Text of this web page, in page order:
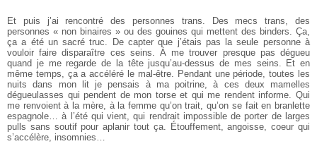
Et puis j’ai rencontré des personnes trans. Des mecs trans, des
personnes « non binaires » ou des gouines qui mettent des binders. Ça,
ça a été un sacré truc. De capter que j’étais pas la seule personne à
vouloir faire disparaître ces seins. À me trouver presque pas dégueu
quand je me regarde de la tête jusqu’au-dessus de mes seins. Et en
même temps, ça a accéléré le mal-être. Pendant une période, toutes les
nuits dans mon lit je pensais à ma poitrine, à ces deux mamelles
dégueulasses qui pendent de mon torse et qui me rendent informe. Qui
me renvoient à la mère, à la femme qu’on trait, qu’on se fait en branlette
espagnole… à l’été qui vient, qui rendrait impossible de porter de larges
pulls sans soutif pour aplanir tout ça. Étouffement, angoisse, coeur qui
s’accélère, insomnies…